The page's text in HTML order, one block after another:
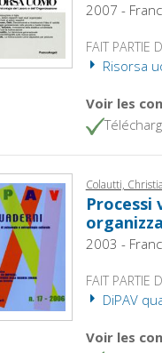
2007 -
FAIT PARTIE
Risorsa
Voir les
Colautti,
Processi
2003 -
FAIT PARTIE
DiPAV
Voir les